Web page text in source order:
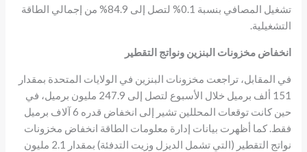
تشغيل المصافي بنسبة 0.1% لتصل إلى 84.9% من إجمالي الطاقة
التشغيلية.
انخفاض مخزونات البنزين ونواتج التقطير
في المقابل، تراجعت مخزونات البنزين في الولايات المتحدة بمقدار
151 ألف برميل خلال الأسبوع لتصل إلى 247.9 مليون برميل، في
حين كانت توقعات المحللين تشير إلى انخفاض قدره 6 آلاف برميل
فقط. كما أظهرت بيانات إدارة معلومات الطاقة انخفاض مخزونات
نواتج التقطير (التي تشمل الديزل وزيت التدفئة) بمقدار 2.1 مليون